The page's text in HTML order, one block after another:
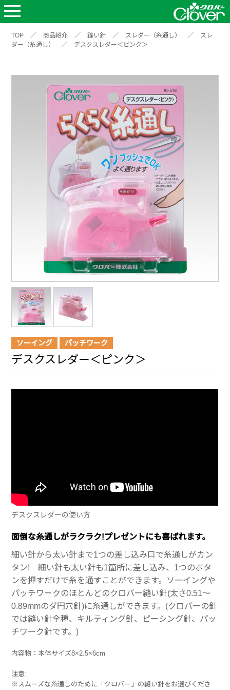
TOP ／ 商品紹介 ／ 縫い針 ／ スレダー（糸通し） ／
スレ
ダー（糸通し）
／ デスクスレダー＜ピンク＞
ソーイング パッチワーク
デスクスレダー＜ピンク＞
デスクスレダーの使い方
面倒な糸通しがラクラク!プレゼントにも喜ばれます。
細い針から太い針まで1つの差し込み口で糸通しがカン
タン! 細い針も太い針も1箇所に差し込み、1つのボタ
ンを押すだけで糸を通すことができます。ソーイングや
パッチワークのほとんどのクロバー縫い針(太さ0.51～
0.89mmのダ円穴針)に糸通しができます。(クロバーの針
では縫い針全種、キルティング針、ピーシング針、パッ
チワーク針です。)
内容物：本体サイズ8×2.5×6cm
注意:
※スムーズな糸通しのために「クロバー」の縫い針をお選びくださ